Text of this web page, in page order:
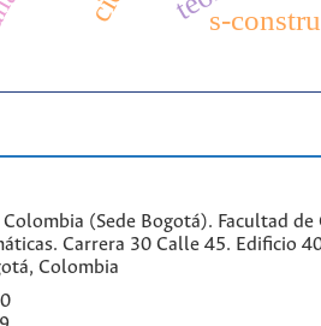
s-
(Sede Bogotá). Facultad de
Carrera 30 Calle 45. Edificio
Colombia